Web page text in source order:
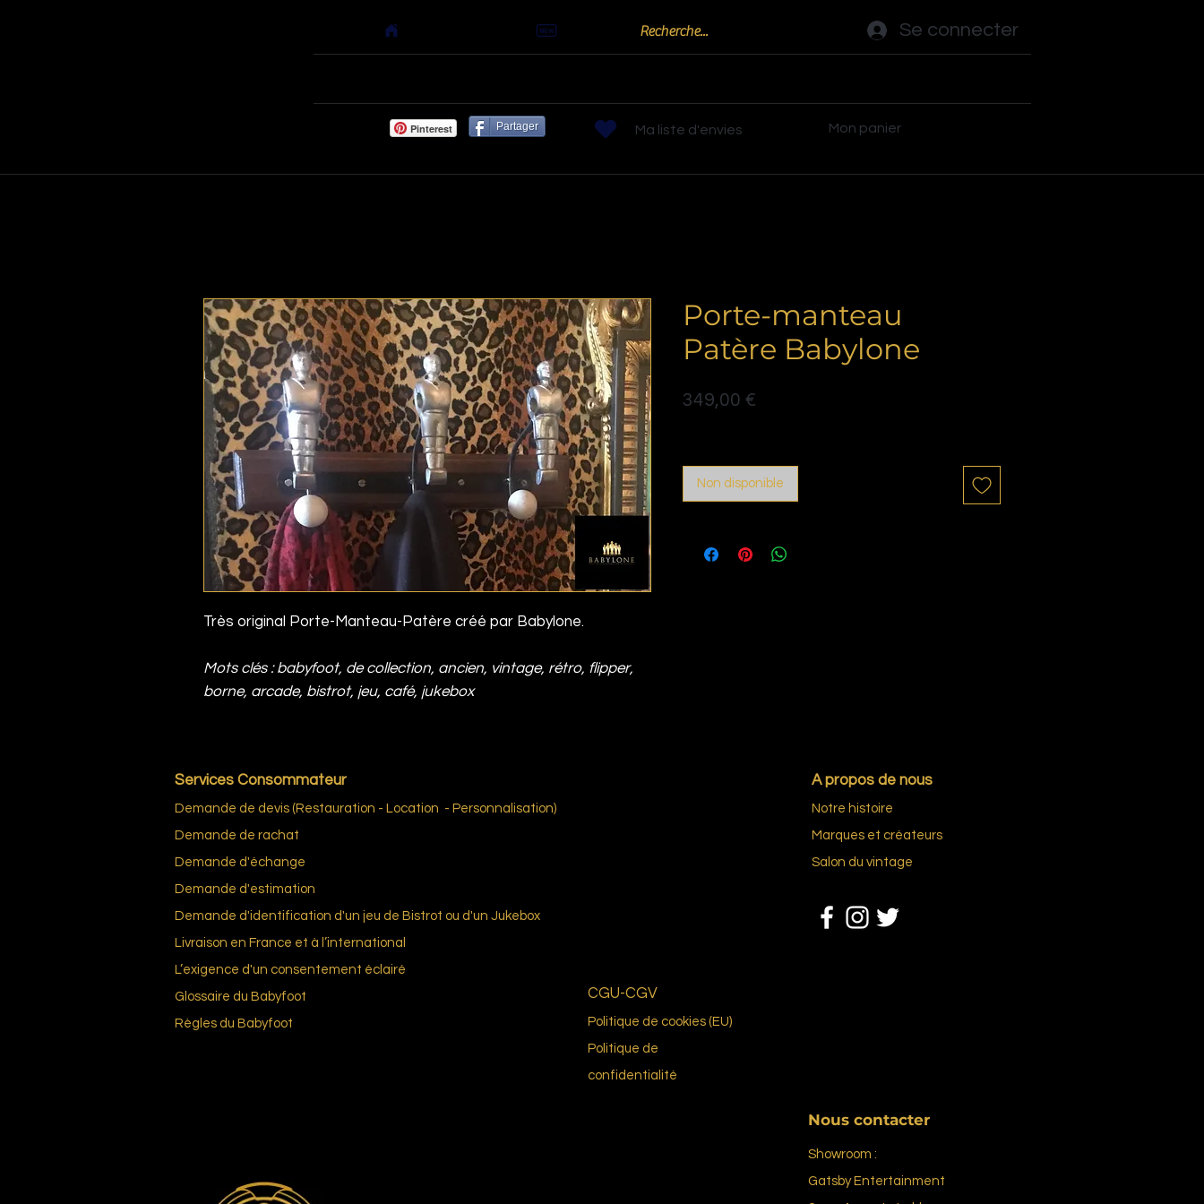
Se connecter
Pinterest Partager Ma liste d'envies Mon panier
Très original Porte-Manteau-Patère créé par Babylone.
Mots clés : babyfoot, de collection, ancien, vintage, rétro, flipper,
borne, arcade, bistrot, jeu, café, jukebox
Porte-manteau
Patère Babylone
349,00 €
Non disponible
Services Consommateur
Demande de devis (Restauration - Location - Personnalisation)
Demande de rachat
Demande d'échange
Demande d'estimation
Demande d'identification d'un jeu de Bistrot ou d'un Jukebox
Livraison en France et à l’international
L’exigence d'un consentement éclairé
Glossaire du Babyfoot
Règles du Babyfoot
CGU-CGV
Politique de cookies (EU)
Politique de
confidentialité
A propos de nous
Notre histoire
Marques et créateurs
Salon du vintage
Nous contacter
Showroom :
Gatsby Entertainment